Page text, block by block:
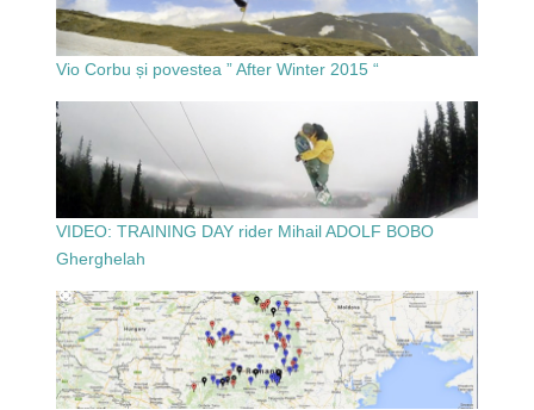
Vio Corbu și povestea ” After Winter 2015 “
VIDEO: TRAINING DAY rider Mihail ADOLF BOBO
Gherghelah